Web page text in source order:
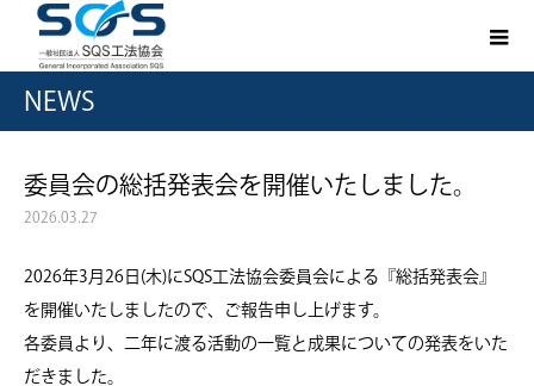
NEWS
委員会の総括発表会を開催いたしました。
2026.03.27
2026年3月26日(木)にSQS工法協会委員会による『総括発表会』
を開催いたしましたので、ご報告申し上げます。
各委員より、二年に渡る活動の一覧と成果についての発表をいた
だきました。